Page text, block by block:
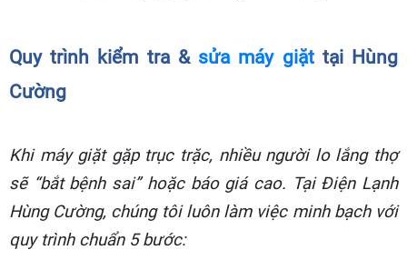
Quy trình kiểm tra & sửa máy giặttại Hùng
Cường
Khi máy giặt gặp trục trặc, nhiều người lo lắng thợ
sẽ “bắt bệnh sai” hoặc báo giá cao. Tại Điện Lạnh
Hùng Cường, chúng tôi luôn làm việc minh bạch với
quy trình chuẩn 5 bước: